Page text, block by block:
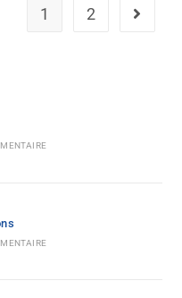
1 2